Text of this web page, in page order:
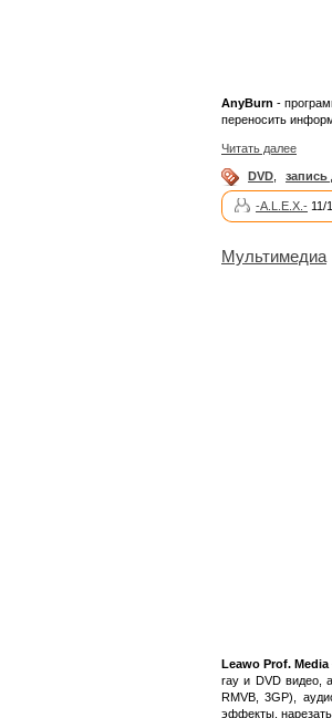
AnyBurn -
переносить
Читать далее
DVD запись
-A.L.E.X.- 11/
Мультимедиа
Leawo Prof. Media
ray и DVD видео,
RMVB, 3GP),
эффекты, нарезать